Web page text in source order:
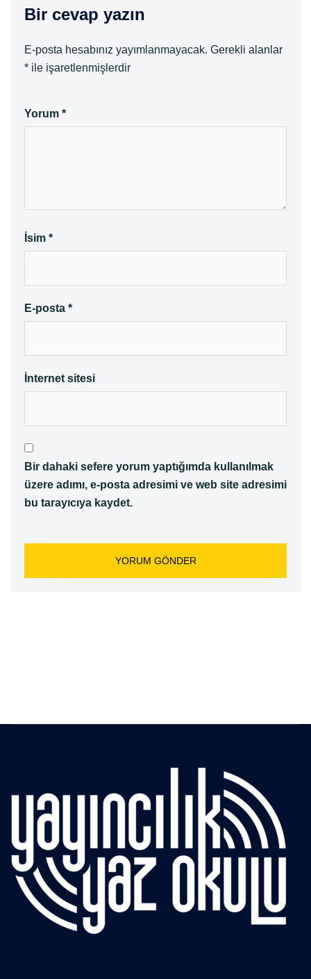
Bir cevap yazın
E-posta hesabınız yayımlanmayacak. Gerekli alanlar
* ile işaretlenmişlerdir
Yorum *
İsim *
E-posta *
İnternet sitesi
Bir dahaki sefere yorum yaptığımda kullanılmak
üzere adımı, e-posta adresimi ve web site adresimi
bu tarayıcıya kaydet.